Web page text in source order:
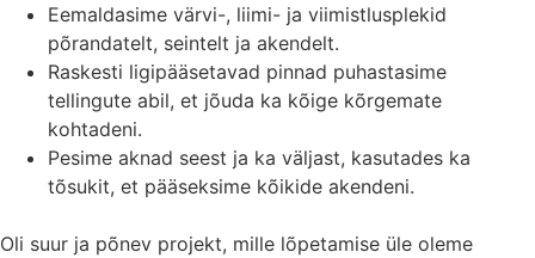
Eemaldasime värvi-, liimi- ja viimistlusplekid
põrandatelt, seintelt ja akendelt.
Raskesti ligipääsetavad pinnad puhastasime
tellingute abil, et jõuda ka kõige kõrgemate
kohtadeni.
Pesime aknad seest ja ka väljast, kasutades ka
tõsukit, et pääseksime kõikide akendeni.
Oli suur ja põnev projekt, mille lõpetamise üle oleme